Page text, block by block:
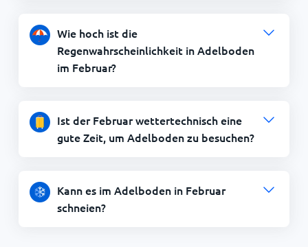
Wie hoch ist die
Regenwahrscheinlichkeit in Adelboden
im Februar?
Ist der Februar wettertechnisch eine
gute Zeit, um Adelboden zu besuchen?
Kann es im Adelboden in Februar
schneien?